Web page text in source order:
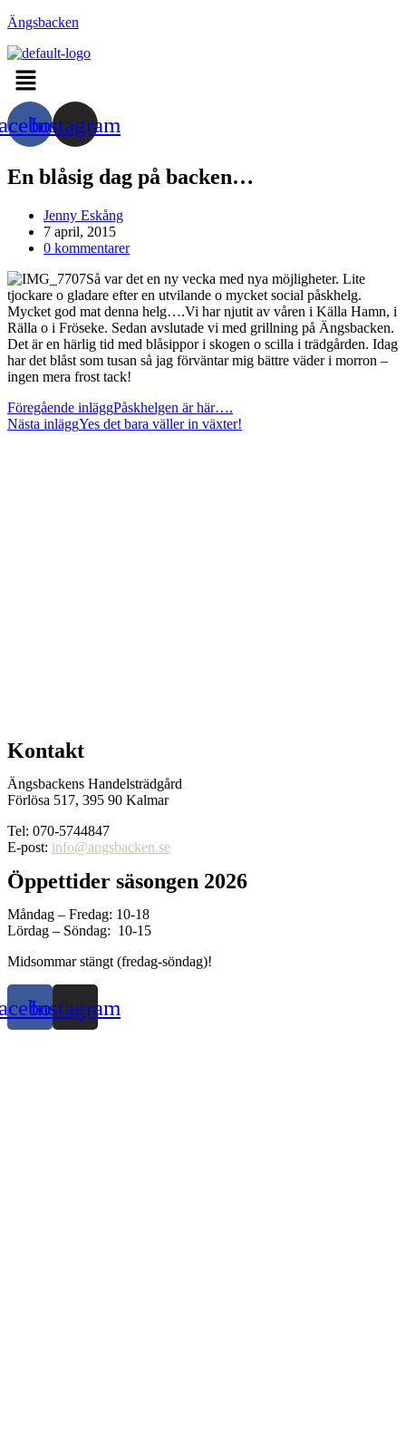
Hoppa
innehållet
Ängsbacken
Menu
Instagram
En blåsig dag på backen…
Inläggsförfattare:
Jenny Eskång
Inlägget
publicerat:
7 april, 2015
Kommentarer
inlägget:
0 kommentarer
Så var det en ny vecka med nya möjligheter. Lite
tjockare o gladare efter en utvilande o mycket social påskhelg.
Mycket god mat denna helg….Vi har njutit av våren i Källa Hamn, i
Rälla o i Fröseke. Sedan avslutade vi med grillning på Ängsbacken.
Det är en härlig tid med blåsippor i skogen o scilla i trädgården. Idag
har det blåst som tusan så jag förväntar mig bättre väder i morron –
ingen mera frost tack!
Läs
fler
Föregående inläggPåskhelgen är här….
Nästa inläggYes det bara väller in växter!
Kontakt
Ängsbackens Handelsträdgård
Förlösa 517, 395 90 Kalmar
Tel: 070-5744847
E-post: info@angsbacken.se
Öppettider säsongen 2026
Måndag – Fredag: 10-18
Lördag – Söndag: 10-15
Midsommar stängt (fredag-söndag)!
Instagram